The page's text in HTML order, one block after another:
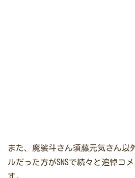
また、魔裟斗さん須藤元気さん以
ルだった方がSNSで続々と追悼コ